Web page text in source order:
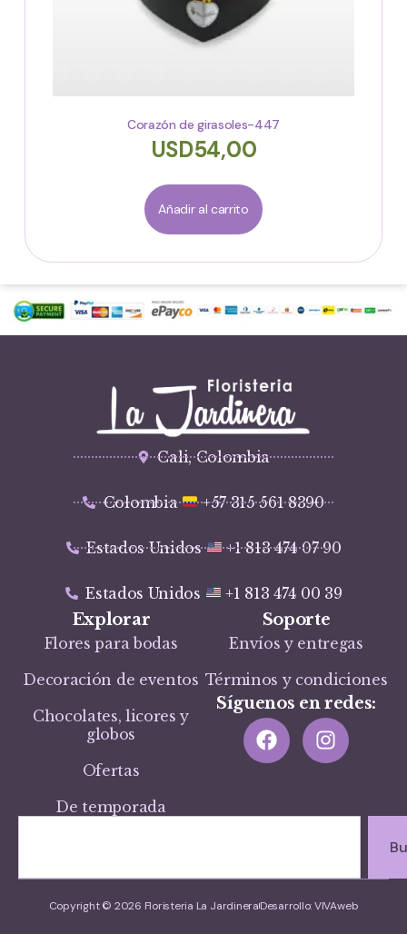
Corazón de girasoles-447
USD54,00
Añadir al carrito
Cali, Colombia
Colombia +57 315 561 8390
Estados Unidos +1 813 474 07 90
Estados Unidos +1 813 474 00 39
Explorar
Flores para bodas
Decoración de eventos
Chocolates, licores y
globos
Ofertas
De temporada
Soporte
Envíos y entregas
Términos y condiciones
Síguenos en redes:
Copyright © 2026 Floristeria La JardineraDesarrollo: VIVAweb